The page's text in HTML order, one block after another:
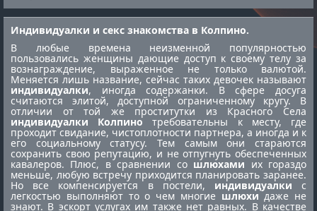
Индивидуалки и секс знакомства в Колпино.
В любые времена неизменной популярностью
пользовались женщины дающие доступ к своему телу за
вознаграждение, выраженное не только валютой.
Меняется лишь название, сейчас таких девочек называют
индивидуалки, иногда содержанки. В сфере досуга
считаются элитой, доступной ограниченному кругу. В
отличии от той же проститутки из Красного Села
индивидуалки Колпино требовательны к месту, где
проходит свидание, чистоплотности партнера, а иногда и к
его социальному статусу. Тем самым они стараются
сохранить свою репутацию, и не отпугнуть обеспеченных
кавалеров. Плюс, в сравнении со шлюхами их гораздо
меньше, любую встречу приходится планировать заранее.
Но все компенсируется в постели, индивидуалки с
легкостью выполняют то о чем многие шлюхидаже не
знают. В эскорт услугах им также нет равных. В качестве